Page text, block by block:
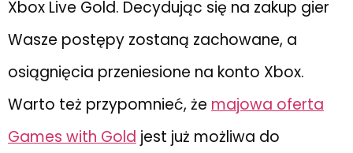
Xbox Live Gold. Decydując się na zakup gier
Wasze postępy zostaną zachowane, a
osiągnięcia przeniesione na konto Xbox.
Warto też przypomnieć, że majowa oferta
Games with Gold jest już możliwa do